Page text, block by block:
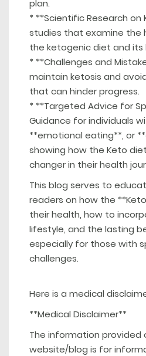
plan.
* **Scientific Research on
studies that examine
the ketogenic diet and
* **Challenges and
maintain ketosis and
that can hinder progress.
* **Targeted Advice for
Guidance for individuals
**emotional eating**, or
showing how the Keto
changer in their health
This blog serves to
readers on how the
their health, how to
lifestyle, and the lasting
especially for those with
challenges.
Here is a medical
**Medical Disclaimer**
The information provided
website/blog is for